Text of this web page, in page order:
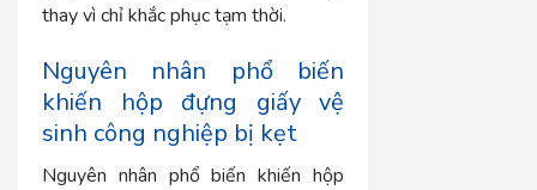
thay vì chỉ khắc phục tạm thời.
Nguyên nhân phổ biến
khiến hộp đựng giấy vệ
sinh công nghiệp bị kẹt
Nguyên nhân phổ biến khiến hộp